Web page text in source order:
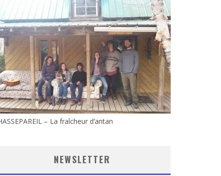
– La fraîcheur d’antan
NEWSLETTER